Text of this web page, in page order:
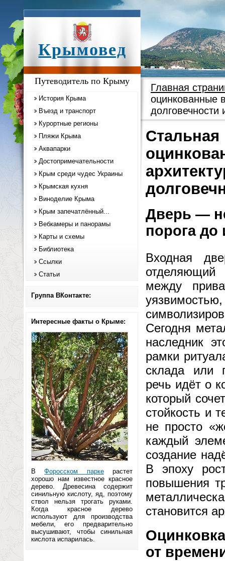
Крымовед
Путеводитель по Крыму
История Крыма
Въезд и транспорт
Курортные регионы
Пляжи Крыма
Аквапарки
Достопримечательности
Крым среди чудес Украины
Крымская кухня
Виноделие Крыма
Крым запечатлённый...
Вебкамеры и панорамы
Карты и схемы
Библиотека
Ссылки
Статьи
Группа ВКонтакте:
Интересные факты о Крыме:
ВФоросском паркерастет
хорошо нам известное красное
дерево. Древесина содержит
синильную кислоту, яд, поэтому
ствол нельзя трогать руками.
Когда красное дерево
используют для производства
мебели, его предварительно
высушивают, чтобы синильная
кислота испарилась.
Главная
оцинкованные
долговечности
Стальная
Дверь —
порога
Входная
отделяющий
между
Сегодня
наследник
рамки
склада или
речь идёт о
который
стойкость и
не просто
каждый
создание
В эпоху
повышения
становится
от